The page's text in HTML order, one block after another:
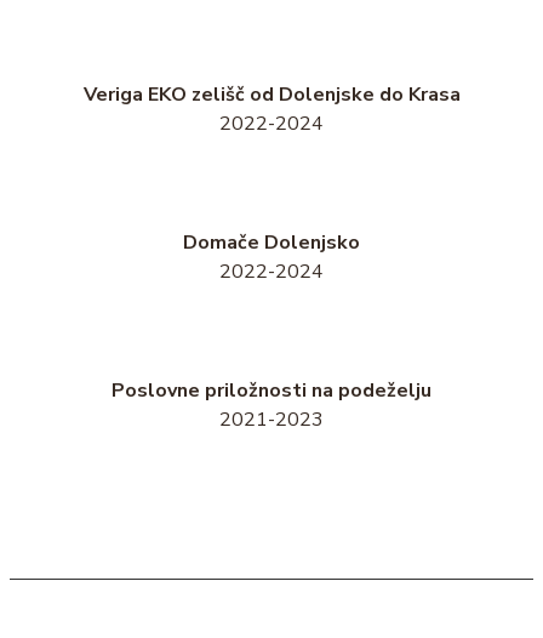
Veriga EKO zelišč od Dolenjske do Krasa
2022-2024
Domače Dolenjsko
2022-2024
Poslovne priložnosti na podeželju
2021-2023